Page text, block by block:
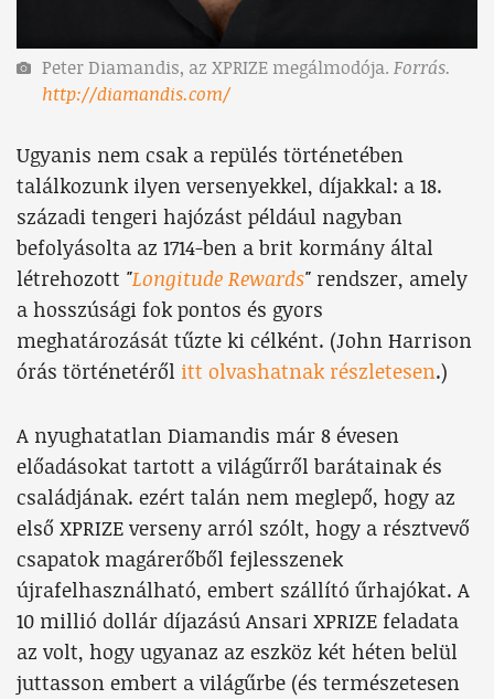
Peter Diamandis, az XPRIZE megálmodója. Forrás.
http://diamandis.com/
Ugyanis nem csak a repülés történetében
találkozunk ilyen versenyekkel, díjakkal: a 18.
századi tengeri hajózást például nagyban
befolyásolta az 1714-ben a brit kormány által
létrehozott "Longitude Rewards" rendszer, amely
a hosszúsági fok pontos és gyors
meghatározását tűzte ki célként. (John Harrison
órás történetéről itt olvashatnak részletesen.)
A nyughatatlan Diamandis már 8 évesen
előadásokat tartott a világűrről barátainak és
családjának. ezért talán nem meglepő, hogy az
első XPRIZE verseny arról szólt, hogy a résztvevő
csapatok magárerőből fejlesszenek
újrafelhasználható, embert szállító űrhajókat. A
10 millió dollár díjazású Ansari XPRIZE feladata
az volt, hogy ugyanaz az eszköz két héten belül
juttasson embert a világűrbe (és természetesen